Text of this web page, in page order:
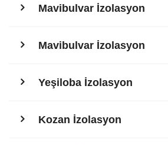
Mavibulvar İzolasyon
Mavibulvar İzolasyon
Yeşiloba İzolasyon
Kozan İzolasyon